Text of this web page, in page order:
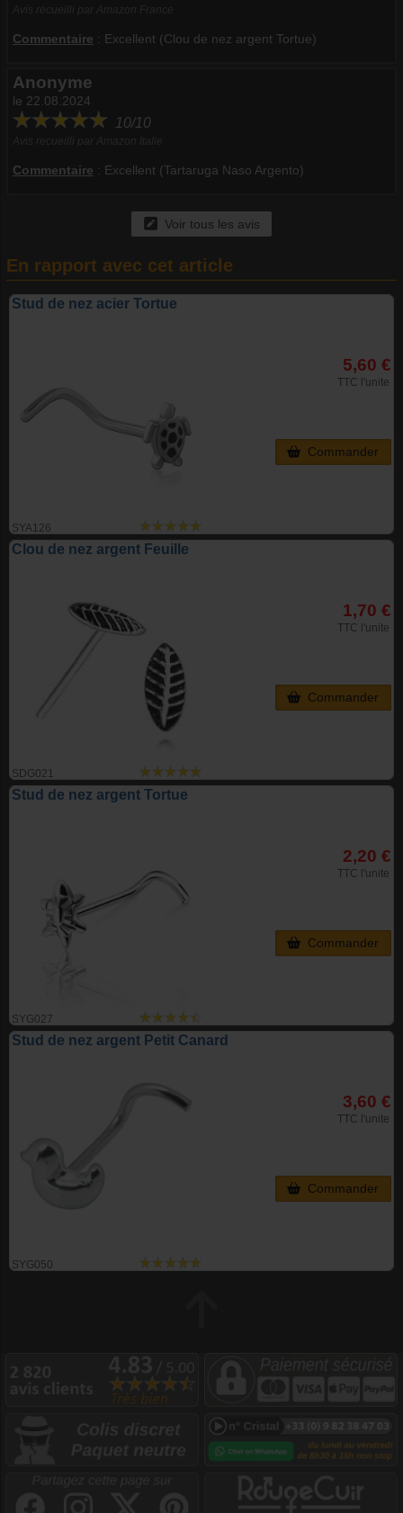
Commentaire : Excellent (Clou de nez argent Tortue)
Anonyme
le 22.08.2024
10/10
Commentaire : Excellent (Tartaruga Naso Argento)
Voir tous les avis
En rapport avec cet article
Stud de nez acier Tortue
SYA126
5,60 €
TTC l'unite
Commander
Clou de nez argent Feuille
SDG021
1,70 €
TTC l'unite
Commander
Stud de nez argent Tortue
SYG027
2,20 €
TTC l'unite
Commander
Stud de nez argent Petit Canard
SYG050
3,60 €
TTC l'unite
Commander